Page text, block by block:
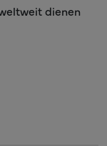
dienen